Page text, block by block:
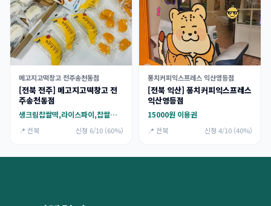
메고지고떡창고 전주송천동점
[전북 전주] 메고지고떡창고 전
주송천동점
생크림찹쌀떡,라이스파이,찹쌀떡 세트
📍 전북 신청 6/10 (60%)
퐁치커피익스프레스 익산영등점
[전북 익산] 퐁치커피익스프레스
익산영등점
15000원 이용권
📍 전북 신청 4/10 (40%)